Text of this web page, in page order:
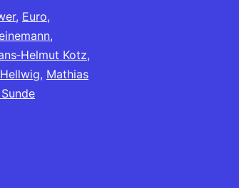
, Euro,
,
Kotz,
, Mathias